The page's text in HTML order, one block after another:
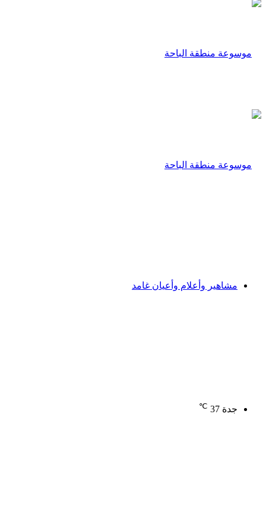
مشاهير وأعلام وأعيان غامد
جدة 37
℃